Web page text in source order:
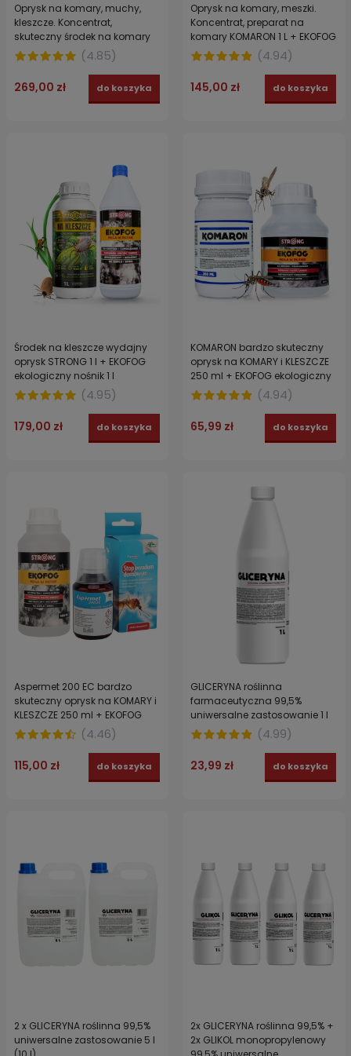
Oprysk na komary, muchy,
kleszcze. Koncentrat,
skuteczny środek na komary
KOMARON 1 L + EKOFOG
ekologiczny nośnik, utrwalacz
(4.85)
269,00 zł do koszyka
Oprysk na komary, meszki.
Koncentrat, preparat na
komary KOMARON 1 L + EKOFOG
ekologiczny nośnik 1 l
(4.94)
145,00 zł do koszyka
Środek na kleszcze wydajny
oprysk STRONG 1 l + EKOFOG
ekologiczny nośnik 1 l
(4.95)
179,00 zł do koszyka
KOMARON bardzo skuteczny
oprysk na KOMARY i KLESZCZE
250 ml + EKOFOG ekologiczny
nośnik 250 ml
(4.94)
65,99 zł do koszyka
Aspermet 200 EC bardzo
skuteczny oprysk na KOMARY i
KLESZCZE 250 ml + EKOFOG
ekologiczny nośnik 500 ml
(4.46)
115,00 zł do koszyka
GLICERYNA roślinna
farmaceutyczna 99,5%
uniwersalne zastosowanie 1 l
(4.99)
23,99 zł do koszyka
2 x GLICERYNA roślinna 99,5%
uniwersalne zastosowanie 5 l
2x GLICERYNA roślinna 99,5% +
2x GLIKOL monopropylenowy